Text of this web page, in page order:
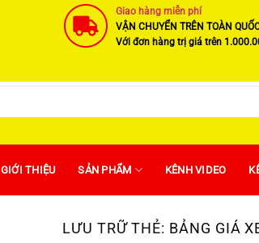
Giao hàng miễn phí
VẬN CHUYỂN TRÊN TOÀN
Với đơn hàng trị giá trên
GIỚI THIỆU SẢN PHẨM KÊNH VIDEO
LƯU TRỮ THẺ: BẢNG GIÁ